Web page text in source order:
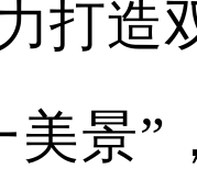
打造
美景”